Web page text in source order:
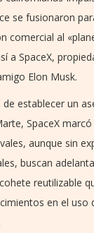
se fusionaron
comercial al
a SpaceX,
Elon Musk.
de establecer un
SpaceX
aunque sin
buscan
reutilizable
en el uso